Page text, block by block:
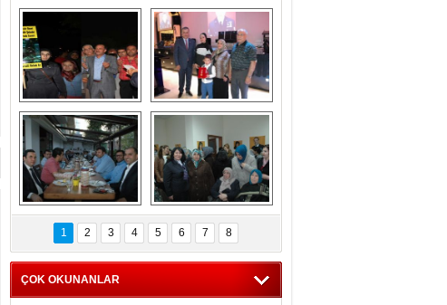
Gölbaşı GAZZE
İÇİN YÜRÜDÜ
Kaymakamlıktan
iftar yemeği
Kaymakamlıktan
iftar yemeği
NERGÜL
YILDIRIM SEÇİM
BÜROSUNU AÇTI
1 2 3 4 5 6 7 8
ÇOK OKUNANLAR